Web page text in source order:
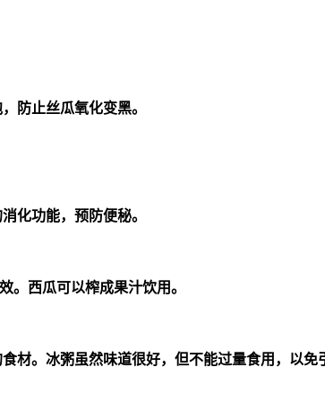
防止丝瓜氧化变黑。
化功能，预防便秘。
。西瓜可以榨成果汁饮用。
材。冰粥虽然味道很好，但不能过量食用，以免